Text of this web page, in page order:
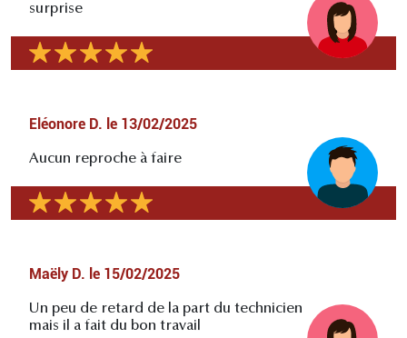
surprise
Eléonore D. le 13/02/2025
Aucun reproche à faire
Maëly D. le 15/02/2025
Un peu de retard de la part du technicien
mais il a fait du bon travail